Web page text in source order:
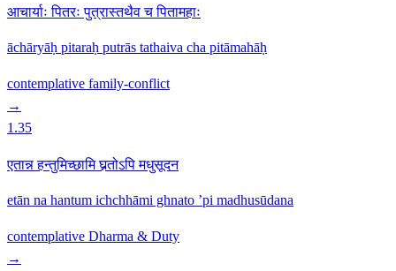
आचार्याः पितरः पुत्रास्तथैव च पितामहाः
āchāryāḥ pitaraḥ putrās tathaiva cha pitāmahāḥ
contemplative family-conflict
→
1.35
एतान्न हन्तुमिच्छामि घ्नतोऽपि मधुसूदन
etān na hantum ichchhāmi ghnato ’pi madhusūdana
contemplative Dharma & Duty
→